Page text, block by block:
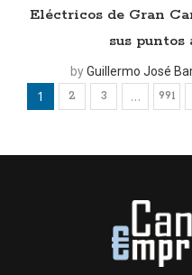
Eléctricos de Gran
sus puntos
byGuillermo José
1 2 3 … 991